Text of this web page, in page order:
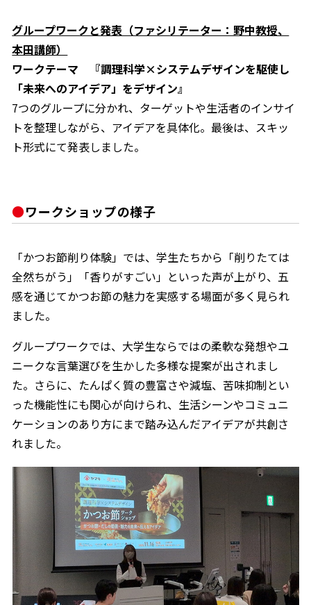
グループワークと発表（ファシリテーター：野中教授、
本田講師）
ワークテーマ 『調理科学×システムデザインを駆使し
「未来へのアイデア」をデザイン』
7つのグループに分かれ、ターゲットや生活者のインサイ
トを整理しながら、アイデアを具体化。最後は、スキッ
ト形式にて発表しました。
ワークショップの様子
「かつお節削り体験」では、学生たちから「削りたては
全然ちがう」「香りがすごい」といった声が上がり、五
感を通じてかつお節の魅力を実感する場面が多く見られ
ました。
グループワークでは、大学生ならではの柔軟な発想やユ
ニークな言葉選びを生かした多様な提案が出されまし
た。さらに、たんぱく質の豊富さや減塩、苦味抑制とい
った機能性にも関心が向けられ、生活シーンやコミュニ
ケーションのあり方にまで踏み込んだアイデアが共創さ
れました。